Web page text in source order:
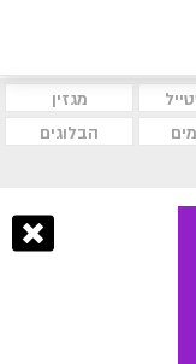
מגזין
הבלוגים